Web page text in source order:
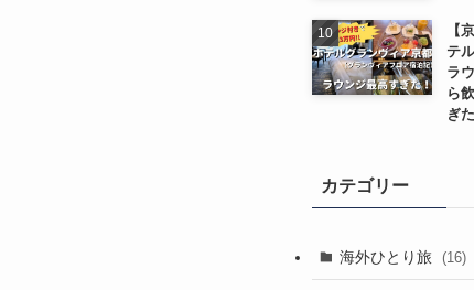
【
テ
ラ
ら
ぎ
カテゴリー
海外ひとり旅 (16)